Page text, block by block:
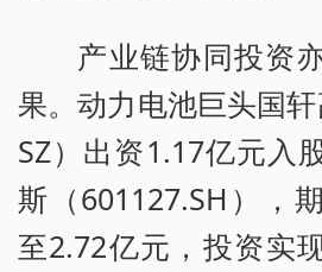
产业链协同投资
果。动力电池巨头国
SZ）出资1.17亿元入
斯（601127.SH），
至2.72亿元，投资实